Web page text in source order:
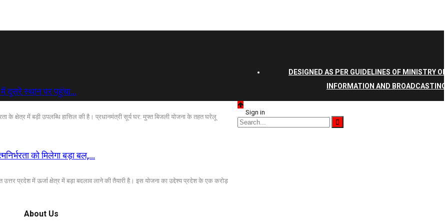
में दूसरे स्थान पर पहुंचा…
के क्षेत्र में बड़ी उपलब्धि हासिल की है। प्रधानमंत्री सूर्य घर: मुफ्त बिजली योजना के तहत घरेलू
को मिलेगा बड़ा बल,…
उत्तर प्रदेश में ऊर्जा क्षेत्र में बड़ा बदलाव लाने की तैयारी है। इस योजना का उद्देश्य प्रदेश के एक करोड़
About Us
DESIGNED AS PER GUIDELINES OF MINISTRY OF
INFORMATION AND BROADCASTING
Sign in